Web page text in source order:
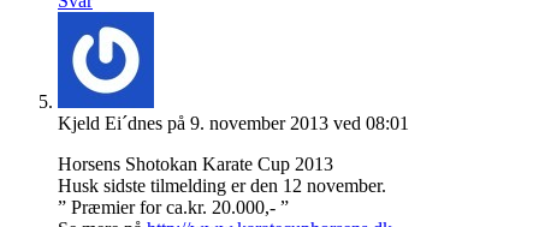
Kjeld Ei´dnes på 9. november 2013 ved 08:01
Horsens Shotokan Karate Cup 2013
Husk sidste tilmelding er den 12 november.
” Præmier for ca.kr. 20.000,- ”